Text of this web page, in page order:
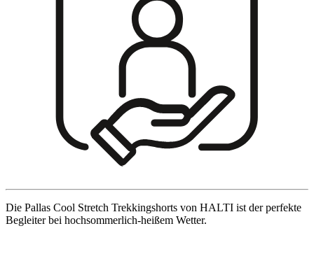
Die Pallas Cool Stretch Trekkingshorts von HALTI ist der perfekte
Begleiter bei hochsommerlich-heißem Wetter.